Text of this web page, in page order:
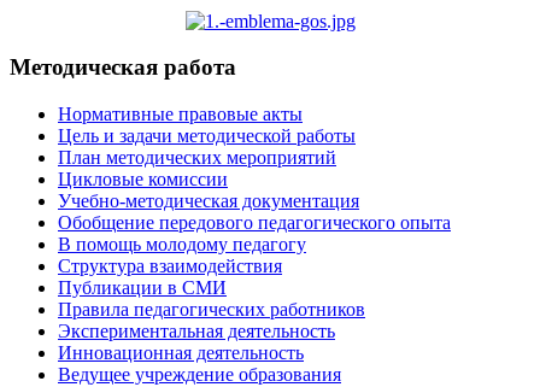
Методическая работа
Нормативные правовые акты
Цель и задачи методической работы
План методических мероприятий
Цикловые комиссии
Учебно-методическая документация
Обобщение передового педагогического опыта
В помощь молодому педагогу
Структура взаимодействия
Публикации в СМИ
Правила педагогических работников
Экспериментальная деятельность
Инновационная деятельность
Ведущее учреждение образования